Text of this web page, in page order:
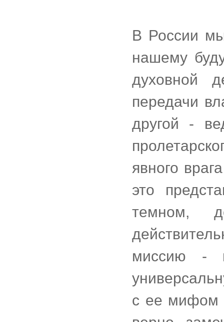
В России
нашему
духовной
передачи
другой -
явного
это
темном,
миссию -
с ее мифом